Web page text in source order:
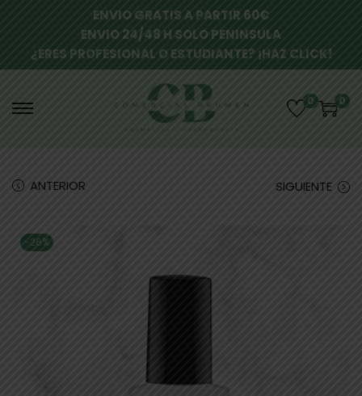
ENVIO GRATIS A PARTIR 60€
ENVIO 24/48 H SOLO PENINSULA
¿ERES PROFESIONAL O ESTUDIANTE? ¡HAZ CLICK!
0 0
ANTERIOR SIGUIENTE
-26%